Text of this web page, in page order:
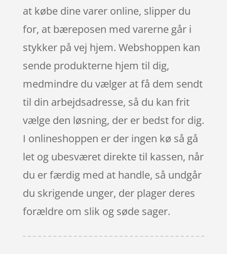
at købe dine varer online, slipper du
for, at bæreposen med varerne går i
stykker på vej hjem. Webshoppen kan
sende produkterne hjem til dig,
medmindre du vælger at få dem sendt
til din arbejdsadresse, så du kan frit
vælge den løsning, der er bedst for dig.
I onlineshoppen er der ingen kø så gå
let og ubesværet direkte til kassen, når
du er færdig med at handle, så undgår
du skrigende unger, der plager deres
forældre om slik og søde sager.